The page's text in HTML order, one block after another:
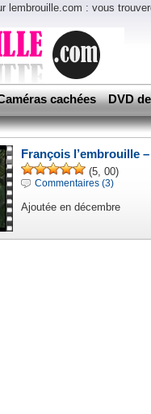
lembrouille.com : vous
cachées DVD
François l’embrouille
(5, 00)
Commentaires (3)
Ajoutée en décembre